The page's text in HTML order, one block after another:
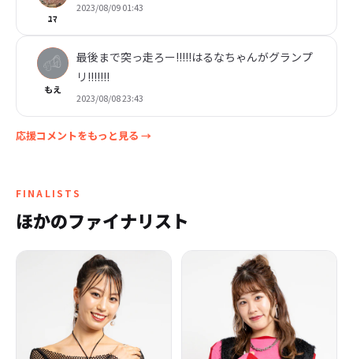
ﾕﾏ
2023/08/09 01:43
もえ
最後まで突っ走ろー!!!!!はるなちゃんがグランプ
リ!!!!!!!
2023/08/08 23:43
応援コメントをもっと見る →
FINALISTS
ほかのファイナリスト